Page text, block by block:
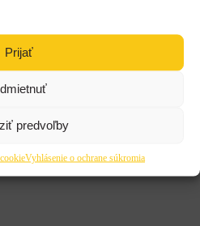
Prijať
predvoľby
Vyhlásenie o ochrane súkromia